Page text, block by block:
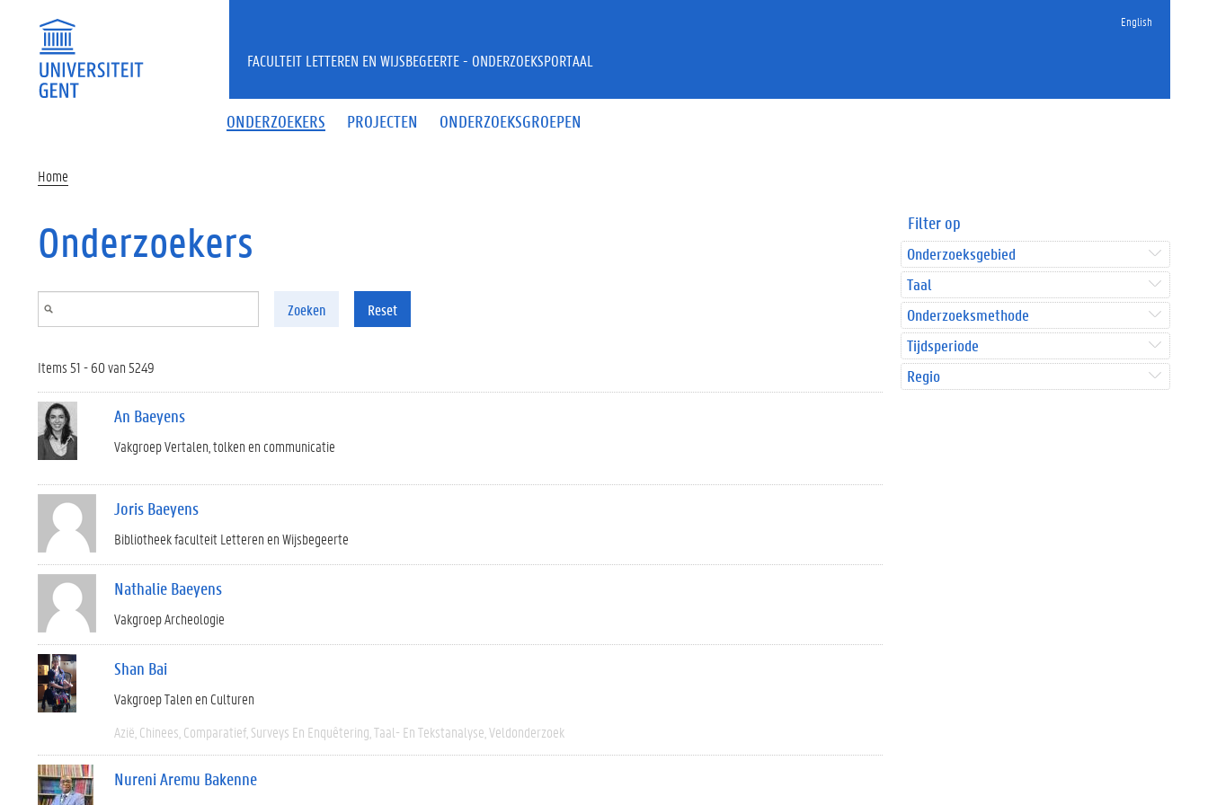
English
ONDERZOEKERS PROJECTEN ONDERZOEKSGROEPEN
FACULTEIT LETTEREN EN WIJSBEGEERTE - ONDERZOEKSPORTAAL
Home
Onderzoekers
Zoeken Reset
Items 51 - 60 van 5249
An Baeyens
Vakgroep Vertalen, tolken en communicatie
Joris Baeyens
Bibliotheek faculteit Letteren en Wijsbegeerte
Nathalie Baeyens
Vakgroep Archeologie
Shan Bai
Vakgroep Talen en Culturen
Azië Chinees Comparatief Surveys En Enquêtering Taal- En Tekstanalyse Veldonderzoek
Nureni Aremu Bakenne
Filter op
Onderzoeksgebied
Taal
Onderzoeksmethode
Tijdsperiode
Regio